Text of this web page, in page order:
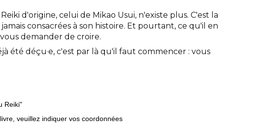
d'origine, celui de Mikao Usui, n'existe plus. C'est la
consacrées à son histoire. Et pourtant, ce qu'il en
demander de croire.
été déçu·e, c'est par là qu'il faut commencer : vous
Reiki"
veuillez indiquer vos coordonnées